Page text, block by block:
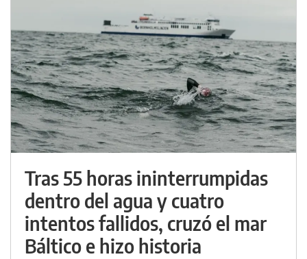
Tras 55 horas ininterrumpidas
dentro del agua y cuatro
intentos fallidos, cruzó el mar
Báltico e hizo historia